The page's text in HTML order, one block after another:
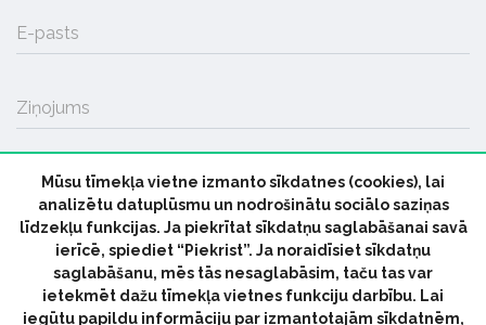
E-pasts
Ziņojums
SŪTĪT
Mūsu tīmekļa vietne izmanto sīkdatnes (cookies), lai
analizētu datuplūsmu un nodrošinātu sociālo saziņas
līdzekļu funkcijas. Ja piekrītat sīkdatņu saglabāšanai savā
ierīcē, spiediet “Piekrist”. Ja noraidīsiet sīkdatņu
saglabāšanu, mēs tās nesaglabāsim, taču tas var
ietekmēt dažu tīmekļa vietnes funkciju darbību. Lai
iegūtu papildu informāciju par izmantotajām sīkdatnēm,